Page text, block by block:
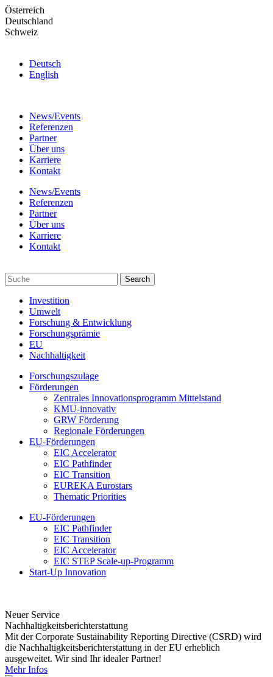
Skip
to
the
Österreich
Deutschland
Schweiz
Deutsch
English
News/Events
Referenzen
Partner
Über uns
Karriere
Kontakt
News/Events
Referenzen
Partner
Über uns
Karriere
Kontakt
Investition
Umwelt
Forschung & Entwicklung
Forschungsprämie
EU
Nachhaltigkeit
Forschungszulage
Förderungen
Zentrales Innovationsprogramm Mittelstand
KMU-innovativ
GRW Förderung
Regionale Förderungen
EU-Förderungen
EIC Accelerator
EIC Pathfinder
EIC Transition
EUREKA Eurostars
Thematic Priorities
EU-Förderungen
EIC Pathfinder
EIC Transition
EIC Accelerator
EIC STEP Scale-up-Programm
Start-Up Innovation
Neuer Service
Nachhaltigkeitsberichterstattung
Mit der Corporate Sustainability Reporting Directive (CSRD) wird
die Nachhaltigkeitsberichterstattung in der EU erheblich
ausgeweitet. Wir sind Ihr idealer Partner!
Mehr Infos